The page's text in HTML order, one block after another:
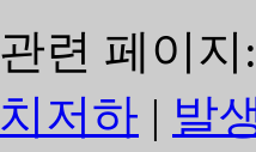
관련 페이
치저하 | 발